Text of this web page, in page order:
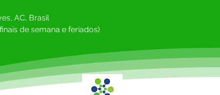
AC, Brasil
de semana e feriados)